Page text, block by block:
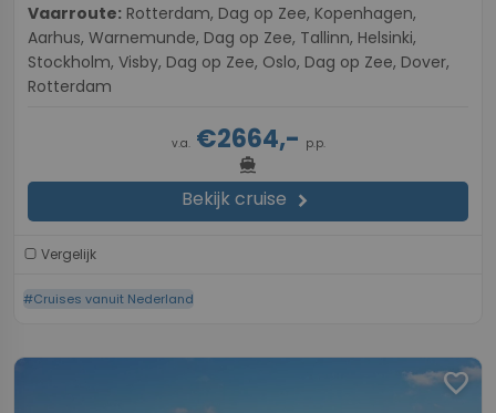
Vaarroute:
Aarhus, Warnemunde, Dag op Zee, Tallinn, Helsinki,
Stockholm, Visby, Dag op Zee, Oslo, Dag op Zee, Dover,
Rotterdam
v.a.€2664,- p.p.
directions_boat
Bekijk cruise chevron_right
Vergelijk
#Cruises vanuit Nederland
favorite